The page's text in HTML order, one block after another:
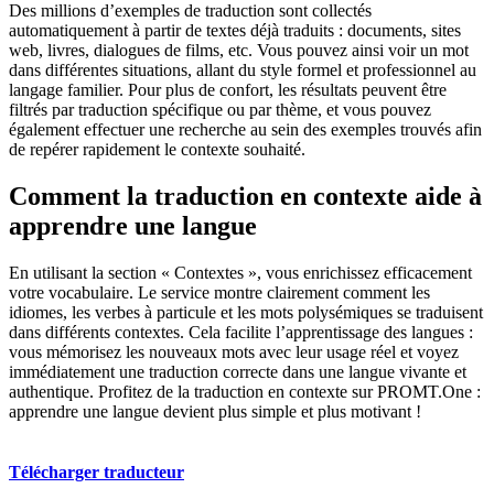
Des millions d’exemples de traduction sont collectés
automatiquement à partir de textes déjà traduits : documents, sites
web, livres, dialogues de films, etc. Vous pouvez ainsi voir un mot
dans différentes situations, allant du style formel et professionnel au
langage familier. Pour plus de confort, les résultats peuvent être
filtrés par traduction spécifique ou par thème, et vous pouvez
également effectuer une recherche au sein des exemples trouvés afin
de repérer rapidement le contexte souhaité.
Comment la traduction en contexte aide à
apprendre une langue
En utilisant la section « Contextes », vous enrichissez efficacement
votre vocabulaire. Le service montre clairement comment les
idiomes, les verbes à particule et les mots polysémiques se traduisent
dans différents contextes. Cela facilite l’apprentissage des langues :
vous mémorisez les nouveaux mots avec leur usage réel et voyez
immédiatement une traduction correcte dans une langue vivante et
authentique. Profitez de la traduction en contexte sur PROMT.One :
apprendre une langue devient plus simple et plus motivant !
Télécharger traducteur